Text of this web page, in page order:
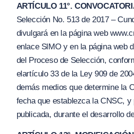
ARTÍCULO 11°.
Selección No. 513 de 2017 –
divulgará en la página web
enlace SlMO y en la página web
del Proceso de Selección, c
elartículo 33 de la Ley 909 de
demás medios que determine la
fecha que establezca la CNSC, y
publicada, durante el desarrollo